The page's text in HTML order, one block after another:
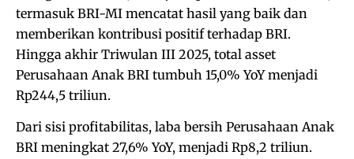
termasuk BRI-MI mencatat hasil yang baik dan
memberikan kontribusi positif terhadap BRI.
Hingga akhir Triwulan III 2025, total asset
Perusahaan Anak BRI tumbuh 15,0% YoY menjadi
Rp244,5 triliun.
Dari sisi profitabilitas, laba bersih Perusahaan Anak
BRI meningkat 27,6% YoY, menjadi Rp8,2 triliun.